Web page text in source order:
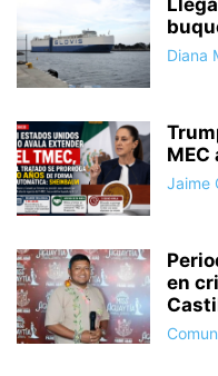
Diana
MEC
Jaime
en